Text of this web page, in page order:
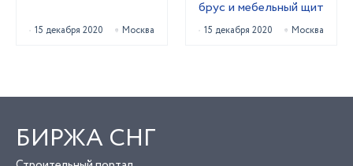
15 декабря 2020 Москва
брус и мебельный щит
15 декабря 2020 Москва
БИРЖА СНГ